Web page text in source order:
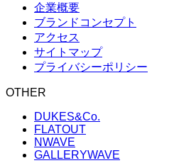
企業概要
ブランドコンセプト
アクセス
サイトマップ
プライバシーポリシー
OTHER
DUKES&Co.
FLATOUT
NWAVE
GALLERYWAVE